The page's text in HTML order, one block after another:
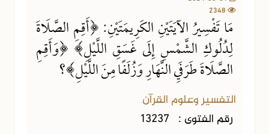
مَا تَفْسِيرُ الآيَتَيْنِ الكَرِيمَتَيْنِ: ﴿أَقِمِ الصَّلَاةَ
لِدُلُوكِ الشَّمْسِ إِلَى غَسَقِ اللَّيْلِ﴾ ﴿وَأَقِمِ
الصَّلَاةَ طَرَفَيِ النَّهَارِ وَزُلَفًا مِنَ اللَّيْلِ﴾؟
التفسير وعلوم القرآن
رقم الفتوى : 13237